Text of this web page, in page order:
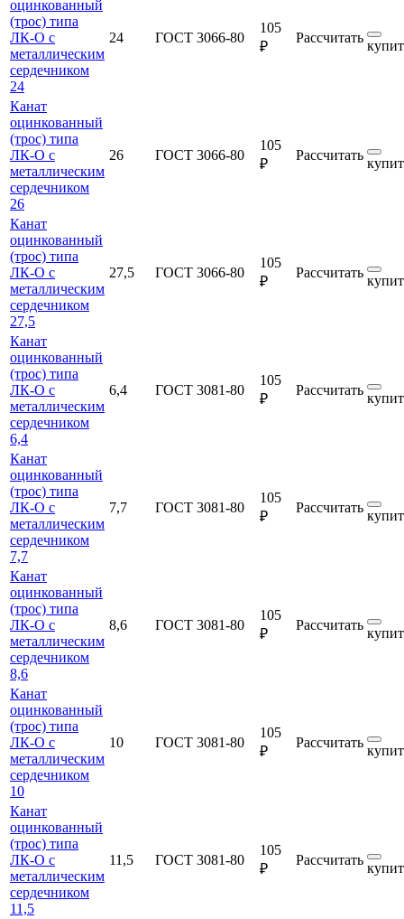
оцинкованный
(трос) типа
ЛК-О с
металлическим
сердечником
24
24 ГОСТ 3066-80
105
₽
Рассчитать
Канат
оцинкованный
(трос) типа
ЛК-О с
металлическим
сердечником
26
26 ГОСТ 3066-80
105
₽
Рассчитать
Канат
оцинкованный
(трос) типа
ЛК-О с
металлическим
сердечником
27,5
27,5 ГОСТ 3066-80
105
₽
Рассчитать
Канат
оцинкованный
(трос) типа
ЛК-О с
металлическим
сердечником
6,4
6,4 ГОСТ 3081-80
105
₽
Рассчитать
Канат
оцинкованный
(трос) типа
ЛК-О с
металлическим
сердечником
7,7
7,7 ГОСТ 3081-80
105
₽
Рассчитать
Канат
оцинкованный
(трос) типа
ЛК-О с
металлическим
сердечником
8,6
8,6 ГОСТ 3081-80
105
₽
Рассчитать
Канат
оцинкованный
(трос) типа
ЛК-О с
металлическим
сердечником
10
10 ГОСТ 3081-80
105
₽
Рассчитать
Канат
оцинкованный
(трос) типа
ЛК-О с
металлическим
сердечником
11,5
11,5 ГОСТ 3081-80
105
₽
Рассчитать